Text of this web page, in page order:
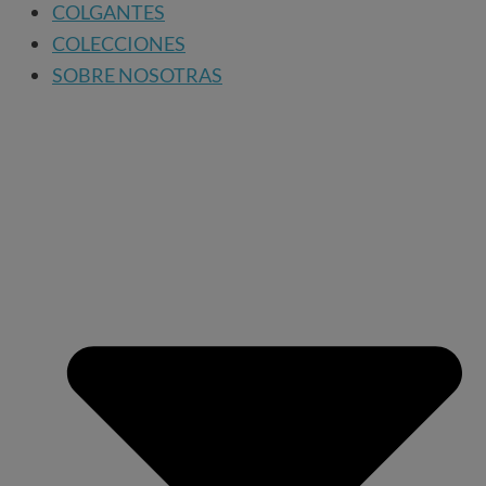
COLGANTES
COLECCIONES
SOBRE NOSOTRAS